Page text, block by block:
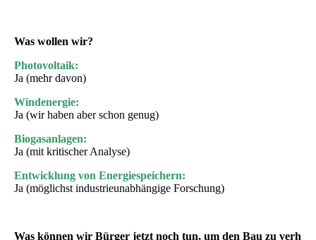
Was wollen wir?
Photovoltaik:
Ja (mehr davon)
Windenergie:
Ja (wir haben aber schon genug)
Biogasanlagen:
Ja (mit kritischer Analyse)
Entwicklung von Energiespeichern:
Ja (möglichst industrieunabhängige Forschung)
Was können wir Bürger jetzt noch tun, um den Bau zu verh